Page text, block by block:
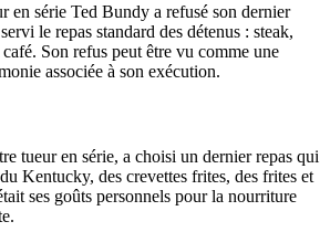
en série Ted Bundy a refusé son dernier
le repas standard des détenus : steak,
Son refus peut être vu comme une
associée à son exécution.
tueur en série, a choisi un dernier repas qui
Kentucky, des crevettes frites, des frites et
ses goûts personnels pour la nourriture